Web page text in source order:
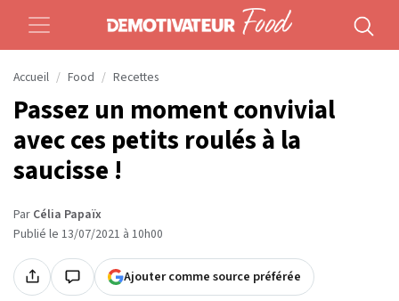
Accueil Food Recettes
Passez un moment convivial
avec ces petits roulés à la
saucisse !
Par Célia Papaïx
Publié le 13/07/2021 à 10h00
Ajouter comme source préférée